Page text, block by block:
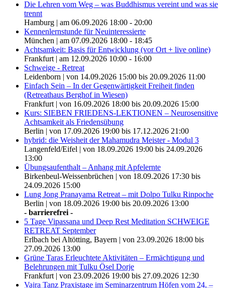
Die Lehren vom Weg – was Buddhismus vereint und was sie
trennt
Hamburg | am 06.09.2026 18:00 - 20:00
Kennenlernstunde für Neuinteressierte
München | am 07.09.2026 18:00 - 18:45
Achtsamkeit: Basis für Entwicklung (vor Ort + live online)
Frankfurt | am 12.09.2026 10:00 - 16:00
Schweige - Retreat
Leidenborn | von 14.09.2026 15:00 bis 20.09.2026 11:00
Einfach Sein – In der Gegenwärtigkeit Freiheit finden
(Retreathaus Berghof in Wiesen)
Frankfurt | von 16.09.2026 18:00 bis 20.09.2026 15:00
Kurs: SIEBEN FRIEDENS-LEKTIONEN – Neurosensitive
Achtsamkeit als Friedensübung
Berlin | von 17.09.2026 19:00 bis 17.12.2026 21:00
hybrid: die Weisheit der Mahamudra Meister - Modul 3
Langenfeld/Eifel | von 18.09.2026 19:00 bis 24.09.2026
13:00
Übungsaufenthalt – Anhang mit Apfelernte
Birkenbeul-Weissenbrüchen | von 18.09.2026 17:30 bis
24.09.2026 15:00
Lung Jong Pranayama Retreat – mit Dolpo Tulku Rinpoche
Berlin | von 18.09.2026 19:00 bis 20.09.2026 13:00
- barrierefrei -
5 Tage Vipassana und Deep Rest Meditation SCHWEIGE
RETREAT September
Erlbach bei Altötting, Bayern | von 23.09.2026 18:00 bis
27.09.2026 13:00
Grüne Taras Erleuchtete Aktivitäten – Ermächtigung und
Belehrungen mit Tulku Ösel Dorje
Frankfurt | von 23.09.2026 19:00 bis 27.09.2026 12:30
Vajra Tanz Praxistage im Seminarzentrum Höfen vom 24. –